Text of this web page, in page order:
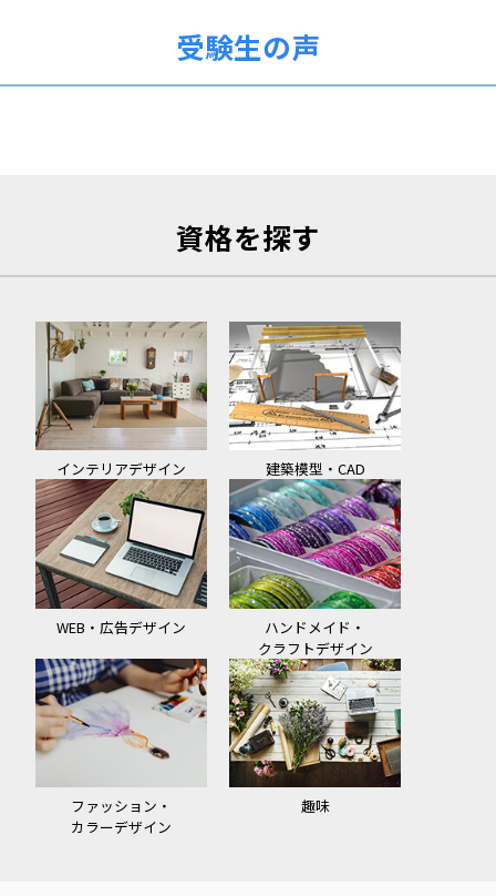
受験生の声
資格を探す
インテリアデザイン 建築模型・CAD
WEB・広告デザイン
ハンドメイド・
クラフトデザイン
ファッション・
カラーデザイン
趣味